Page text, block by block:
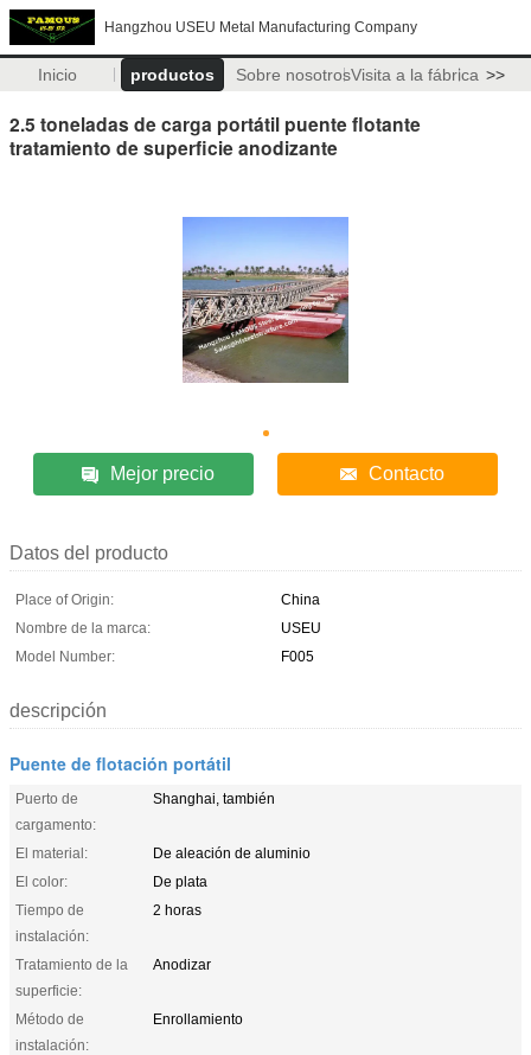
Hangzhou USEU Metal Manufacturing Company
Inicio productos Sobre nosotrosVisita a la fábrica >>
2.5 toneladas de carga portátil puente flotante
tratamiento de superficie anodizante
Mejor precio Contacto
Datos del producto
Place of Origin:
China
Nombre de la marca:
USEU
Model Number:
F005
descripción
Puente de flotación portátil
Puerto de
cargamento:
Shanghai, también
El material:
De aleación de aluminio
El color:
De plata
Tiempo de
instalación:
2 horas
Tratamiento de la
superficie:
Anodizar
Método de
instalación:
Enrollamiento